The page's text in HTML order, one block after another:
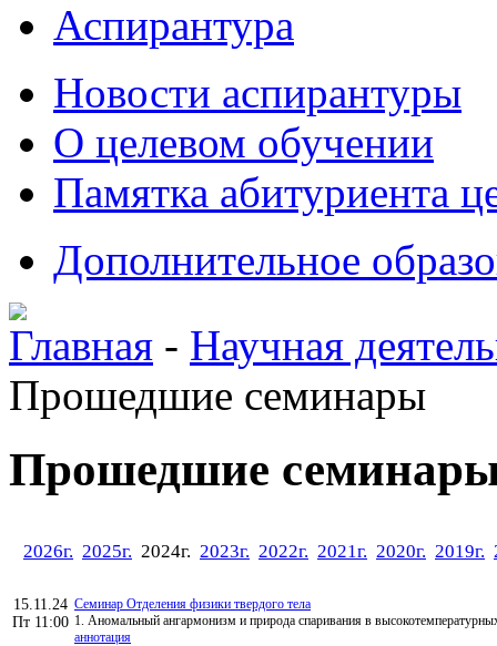
Аспирантура
Новости аспирантуры
О целевом обучении
Памятка абитуриента
Дополнительное
Главная - Научная
Прошедшие семинары
Прошедшие
2026г. 2025г. 2024г. 2023г. 2022г. 2021г. 2020г. 2019г.
15.11.24
Пт 11:00
Семинар Отделения физики твердого тела
1. Аномальный ангармонизм и природа спаривания в
аннотация